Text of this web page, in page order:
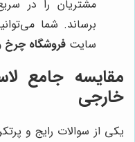
مشتریان را در
برساند. شما
سایت فروشگاه
مقایسه جامع
خارجی
یکی از سوالات رایج و